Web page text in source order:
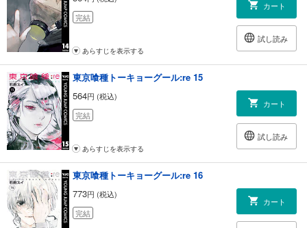
完結
カート
試し読み
あらすじを表示する
東京喰種トーキョーグール:re 15
564円 (税込)
完結
カート
試し読み
あらすじを表示する
東京喰種トーキョーグール:re 16
773円 (税込)
完結
カート